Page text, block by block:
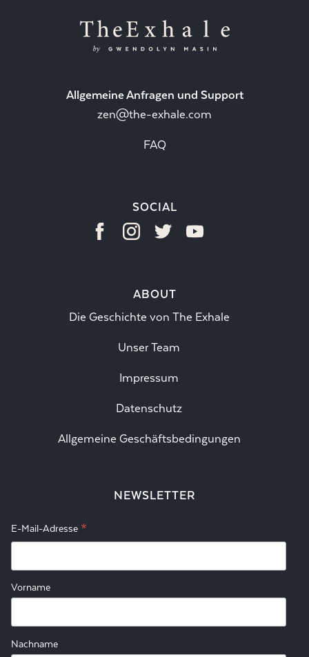
Allgemeine Anfragen und Support
zen@the-exhale.com
FAQ
SOCIAL
ABOUT
Die Geschichte von The Exhale
Unser Team
Impressum
Datenschutz
Allgemeine Geschäftsbedingungen
NEWSLETTER
E-Mail-Adresse *
Vorname
Nachname